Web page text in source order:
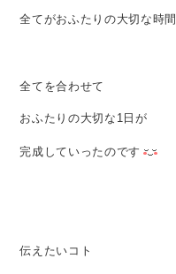
全てがおふたりの大切な時間
全てを合わせて
おふたりの大切な1日が
完成していったのです
伝えたいコト